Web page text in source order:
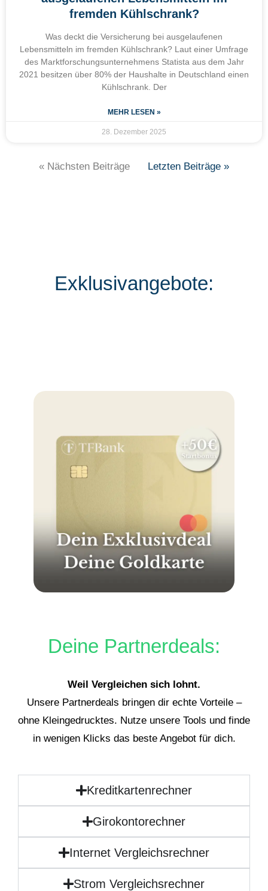
fremden Kühlschrank?
Was deckt die Versicherung bei ausgelaufenen
Lebensmitteln im fremden Kühlschrank? Laut einer Umfrage
des Marktforschungsunternehmens Statista aus dem Jahr
2021 besitzen über 80% der Haushalte in Deutschland einen
Kühlschrank. Der
MEHR LESEN »
28. Dezember 2025
« Nächsten Beiträge Letzten Beiträge »
Exklusivangebote:
Deine Partnerdeals:
Weil Vergleichen sich lohnt.
Unsere Partnerdeals bringen dir echte Vorteile –
ohne Kleingedrucktes. Nutze unsere Tools und finde
in wenigen Klicks das beste Angebot für dich.
Kreditkartenrechner
Girokontorechner
Internet Vergleichsrechner
Strom Vergleichsrechner